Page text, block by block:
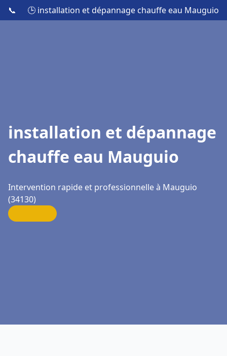
📞 🕒 installation et dépannage chauffe eau Mauguio
installation et dépannage
chauffe eau Mauguio
Intervention rapide et professionnelle à Mauguio
(34130)